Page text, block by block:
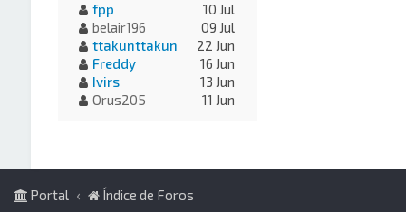
fpp
10 Jul
belair196
09 Jul
ttakunttakun
22 Jun
Freddy
16 Jun
Ivirs
13 Jun
Orus205
11 Jun
Portal Índice de Foros